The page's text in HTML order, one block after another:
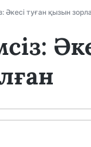
Әкесі туған қызын